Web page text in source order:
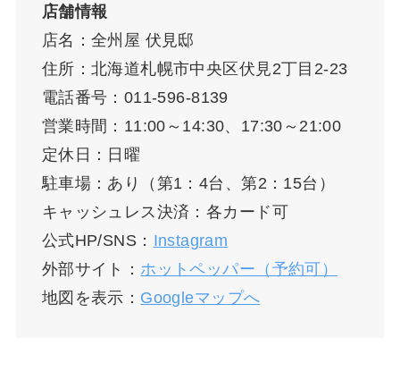
店舗情報
店名：全州屋 伏見邸
住所：北海道札幌市中央区伏見2丁目2-23
電話番号：011-596-8139
営業時間：11:00～14:30、17:30～21:00
定休日：日曜
駐車場：あり（第1：4台、第2：15台）
キャッシュレス決済：各カード可
公式HP/SNS： Instagram
外部サイト： ホットペッパー（予約可）
地図を表示： Googleマップへ